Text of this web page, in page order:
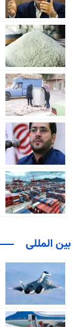
بین المللی